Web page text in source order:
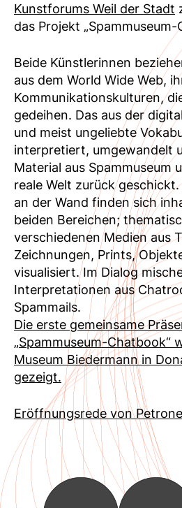
Kunstforums Weil der Stadt
das Projekt „Spammuseum-
Beide Künstlerinnen
aus dem World Wide Web,
Kommunikationskulturen,
gedeihen. Das aus der
und meist ungeliebte
interpretiert, umgewandelt
Material aus Spammuseum
reale Welt zurück
an der Wand finden sich
beiden Bereichen;
verschiedenen Medien aus
Zeichnungen, Prints,
visualisiert. Im Dialog
Interpretationen aus
Spammails.
Die erste gemeinsame
„Spammuseum-Chatbook“
Museum Biedermann in
gezeigt.
Eröffnungsrede von